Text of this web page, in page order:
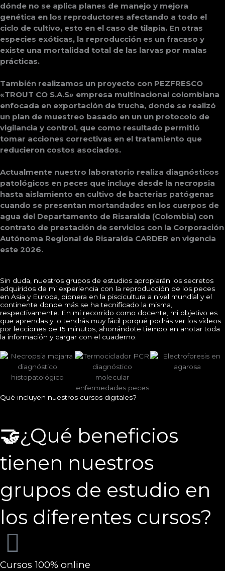
dónde no se aplica planes de manejo y mejora
genética en los reproductores afectando a todo el
ciclo de cultivo, esto en el caso de tilapia. En otras
especies exóticas, la reproducción es un fracaso y
existe una mortalidad total de las larvas por malas
prácticas.
También realizamos un proyecto con PEZFRESCO
«TROUT CO S.A.S» empresa multinacional colombiana
enfocada en exportación de trucha, donde se realizó
un plan de muestreo basado en un un protocolo de
vigilancia y control, que como resultado permitió
tomar acciones correctivas en el tratamiento que
reducieron costos asociados.
Actualmente nuestro laboratorio realiza diagnósticos
patológicos en peces que incluye desde la necropsia
hasta aislamiento en cultivo de bacterias patógenas
cuando se presentan mortandades en los cuerpos de
agua del Departamento de Risaralda (Colombia) con
contrato de prestación de servicios con la Corporación
Autónoma Regional de Risaralda CARDER en vigencia
este 2026.
Sin duda, nuestros grupos de estudios apropiarán los secretos
adquiridos de mi experiencia con la reproducción de los peces
en Asia y Europa, pionera en la piscicultura a nivel mundial y el
continente donde más se ha tecnificado la misma,
respectivamente. En mi recorrido como docente, mi objetivo es
que aprendas y lo tendrás muy fácil porqué podrás ver los vídeos
por lecciones de 15 minutos, ahorrándote tiempo en anotar toda
la información y cargar con el cuaderno.
Qué incluyen nuestros cursos digitales?
🤝¿Qué beneficios
tienen nuestros
grupos de estudio en
los diferentes cursos?
Cursos 100% online